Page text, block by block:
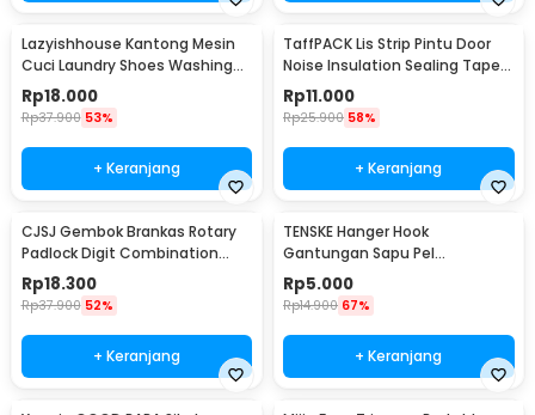
Lazyishhouse Kantong Mesin
Cuci Laundry Shoes Washing
Mesh Bag - 62319
Rp18.000
Rp37.900 53%
+ Keranjang
TaffPACK Lis Strip Pintu Door
Noise Insulation Sealing Tape
5Mx3cm - B35
Rp11.000
Rp25.900 58%
+ Keranjang
CJSJ Gembok Brankas Rotary
Padlock Digit Combination
Padlock - CH-209
Rp18.300
Rp37.900 52%
+ Keranjang
TENSKE Hanger Hook
Gantungan Sapu Pel
Multifungsi 1 PCS - GF-016
Rp5.000
Rp14.900 67%
+ Keranjang